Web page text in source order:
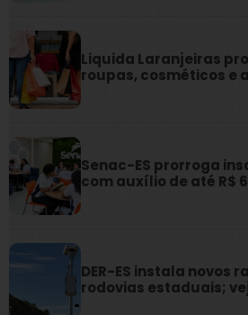
Liquida Laranjeiras
roupas, cosméticos e
Senac-ES prorroga
com auxílio de até R$
DER-ES instala novos
rodovias estaduais;